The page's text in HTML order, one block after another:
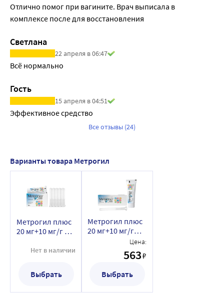
Отлично помог при вагините. Врач выписала в
комплексе после для восстановления
Светлана
22 апреля в 06:47
Всё нормально
Гость
15 апреля в 04:51
Эффективное средство
Все отзывы (24)
Варианты товара Метрогил
Метрогил плюс
20 мг+10 мг/г 10
вагинальный 50
Нет в наличии
Выбрать
Метрогил плюс
20 мг+10 мг/г
вагинальный 50
Цена:
563₽
Выбрать